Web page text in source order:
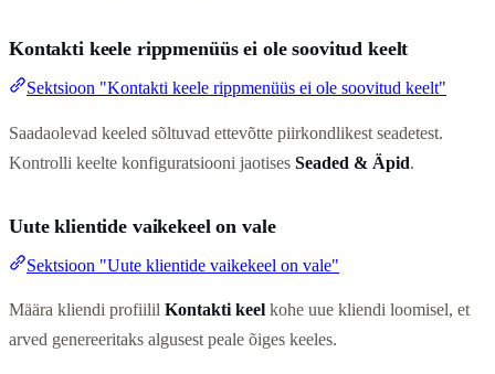
Kontakti keele rippmenüüs ei ole soovitud keelt
Sektsioon "Kontakti keele rippmenüüs ei ole soovitud keelt"
Saadaolevad keeled sõltuvad ettevõtte piirkondlikest seadetest.
Kontrolli keelte konfiguratsiooni jaotises Seaded & Äpid.
Uute klientide vaikekeel on vale
Sektsioon "Uute klientide vaikekeel on vale"
Määra kliendi profiilil Kontakti keel kohe uue kliendi loomisel, et
arved genereeritaks algusest peale õiges keeles.